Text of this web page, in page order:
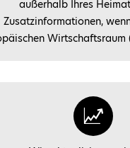
außerhalb Ihres
Zusatzinformationen,
Wirtschaftsraum